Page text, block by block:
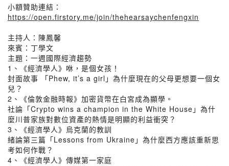
小額贊助連結：
https://open.firstory.me/join/thehearsaychenfengxin
主持人：陳鳳馨
來賓：丁學文
主題：一週國際經濟趨勢
1、《經濟學人》咻，是個女孩！
封面故事 「Phew, it’s a girl」為什麼現在的父母更想要一個女
兒？
2、《倫敦金融時報》加密貨幣在白宮成為顯學。
社論「Crypto wins a champion in the White House」為什
麼川普家族對數位資產的熱情是明顯的利益衝突？
3、《經濟學人》烏克蘭的教訓
緒論第三篇「Lessons from Ukraine」為什麼西方應該重新思
考如何作戰？
4、《經濟學人》傳媒第一家庭